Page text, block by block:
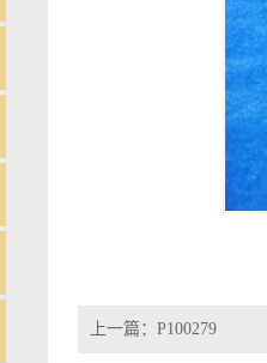
上一篇： P100279